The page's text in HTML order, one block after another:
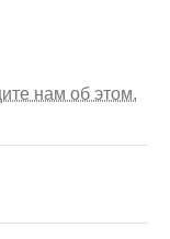
нам об этом.